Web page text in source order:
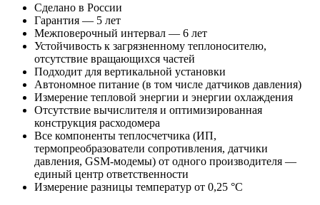
Сделано в России
Гарантия — 5 лет
Межповерочный интервал — 6 лет
Устойчивость к загрязненному теплоносителю,
отсутствие вращающихся частей
Подходит для вертикальной установки
Автономное питание (в том числе датчиков давления)
Измерение тепловой энергии и энергии охлаждения
Отсутствие вычислителя и оптимизированная
конструкция расходомера
Все компоненты теплосчетчика (ИП,
термопреобразователи сопротивления, датчики
давления, GSM-модемы) от одного производителя —
единый центр ответственности
Измерение разницы температур от 0,25 °С